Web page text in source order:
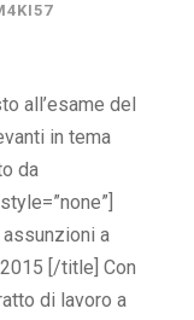
all’esame del
in tema
da
a
[/title] Con
di lavoro a